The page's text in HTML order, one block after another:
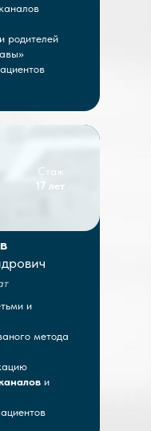
родителей
и
метода
и
Стаж
17 лет